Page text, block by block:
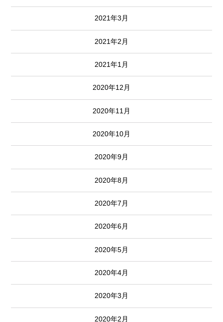
2021年3月
2021年2月
2021年1月
2020年12月
2020年11月
2020年10月
2020年9月
2020年8月
2020年7月
2020年6月
2020年5月
2020年4月
2020年3月
2020年2月